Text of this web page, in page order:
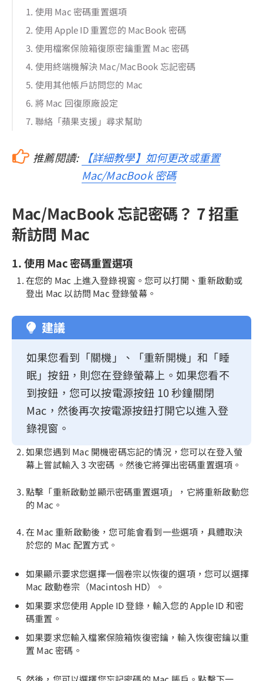
1. 使用 Mac 密碼重置選項
2. 使用 Apple ID 重置您的 MacBook 密碼
3. 使用檔案保險箱復原密鑰重置 Mac 密碼
4. 使用終端機解決 Mac/MacBook 忘記密碼
5. 使用其他帳戶訪問您的 Mac
6. 將 Mac 回復原廠設定
7. 聯絡「蘋果支援」尋求幫助
推薦閱讀:
【詳細教學】如何更改或重置
Mac/MacBook 密碼
Mac/MacBook 忘記密碼？ 7 招重
新訪問 Mac
1. 使用 Mac 密碼重置選項
在您的 Mac 上進入登錄視窗。您可以打開、重新啟動或
登出 Mac 以訪問 Mac 登錄螢幕。
建議
如果您看到「關機」、「重新開機」和「睡
眠」按鈕，則您在登錄螢幕上。如果您看不
到按鈕，您可以按電源按鈕 10 秒鐘關閉
Mac，然後再次按電源按鈕打開它以進入登
錄視窗。
如果您遇到 Mac 開機密碼忘記的情況，您可以在登入螢
幕上嘗試輸入 3 次密碼 。然後它將彈出密碼重置選項。
點擊「重新啟動並顯示密碼重置選項」，它將重新啟動您
的 Mac。
在 Mac 重新啟動後，您可能會看到一些選項，具體取決
於您的 Mac 配置方式。
如果顯示要求您選擇一個卷宗以恢復的選項，您可以選擇
Mac 啟動卷宗（Macintosh HD）。
如果要求您使用 Apple ID 登錄，輸入您的 Apple ID 和密
碼重置。
如果要求您輸入檔案保險箱恢復密鑰，輸入恢復密鑰以重
置 Mac 密碼。